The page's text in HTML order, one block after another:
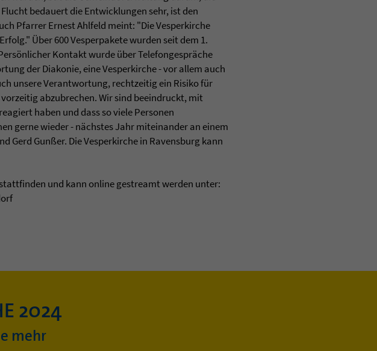
bedauert die Entwicklungen sehr, ist den
Pfarrer Ernest Ahlfeld meint: "Die Vesperkirche
Über 600 Vesperpakete wurden seit dem 1.
Kontakt wurde über Telefongespräche
der Diakonie, eine Vesperkirche - vor allem auch
unsere Verantwortung, rechtzeitig ein Risiko für
abzubrechen. Wir sind beeindruckt, mit
haben und dass so viele Personen
gerne wieder - nächstes Jahr miteinander an einem
Gerd Gunßer. Die Vesperkirche in Ravensburg kann
und kann online gestreamt werden unter:
2024
mehr